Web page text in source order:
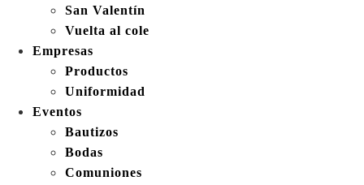
San Valentín
Vuelta al cole
Empresas
Productos
Uniformidad
Eventos
Bautizos
Bodas
Comuniones